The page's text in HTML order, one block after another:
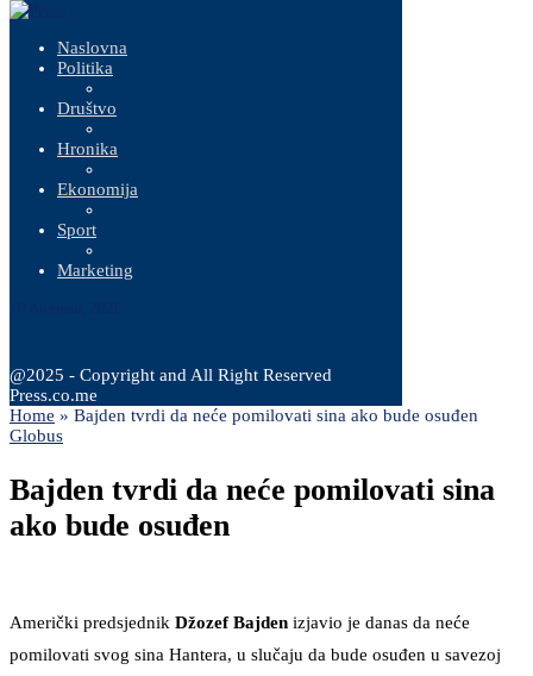
Naslovna
Politika
Društvo
Hronika
Ekonomija
Sport
Marketing
@2025 - Copyright and All Right Reserved
Press.co.me
Home » Bajden tvrdi da neće pomilovati sina ako bude osuđen
Globus
Bajden tvrdi da neće pomilovati sina
ako bude osuđen
Američki predsjednik Džozef Bajden izjavio je danas da neće
pomilovati svog sina Hantera, u slučaju da bude osuđen u savezoj